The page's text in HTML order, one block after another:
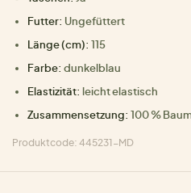
Futter: Ungefüttert
Länge (cm): 115
Farbe: dunkelblau
Elastizität: leicht elastisch
Zusammensetzung: 100 %
Produktcode: 445231-MD